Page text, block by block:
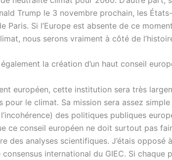
Trump le 3 novembre prochain, les
Paris. Si l’Europe est absente de ce
nous serons vraiment à côté de
la création d’un haut conseil
européen, cette institution sera très
pour le climat. Sa mission sera assez simple
des politiques publiques
ce conseil européen ne doit surtout pas
des analyses scientifiques. J’étais opposé
international du GIEC. Si chaque